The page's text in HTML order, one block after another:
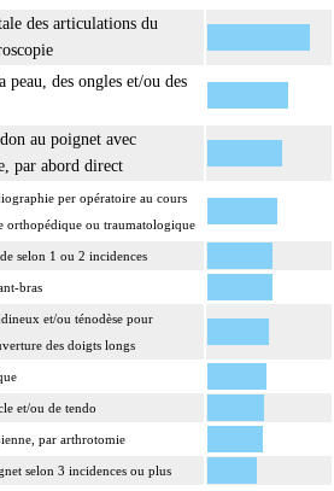
l'arthroscopie peropératoire éventuelle.
d'une réduction de luxation et d'une réduction
adjacente un seul acte peut être facturé
des articulations du
peau, des ongles et/ou des
au poignet avec
par abord direct
per opératoire au cours
orthopédique ou traumatologique
selon 1 ou 2 incidences
bras
et/ou ténodèse pour
des doigts longs
et/ou de tendo
par arthrotomie
selon 3 incidences ou plus